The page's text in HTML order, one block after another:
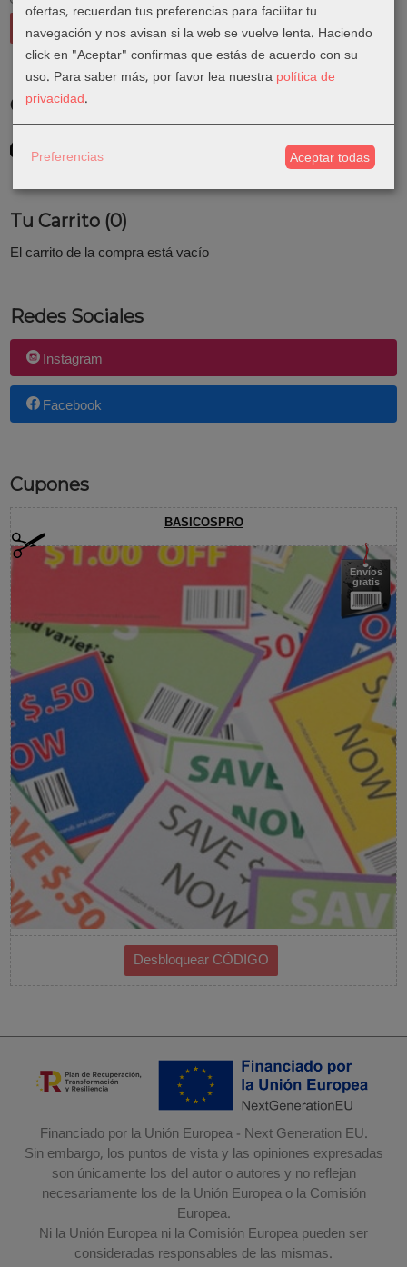
Costes de Envío
Consultar Destinos
Tu Carrito (0)
El carrito de la compra está vacío
Redes Sociales
Instagram
Facebook
Cupones
BASICOSPRO
Envíos
gratis
Financiado por la Unión Europea - Next Generation EU.
Sin embargo, los puntos de vista y las opiniones expresadas
son únicamente los del autor o autores y no reflejan
necesariamente los de la Unión Europea o la Comisión
Europea.
Ni la Unión Europea ni la Comisión Europea pueden ser
consideradas responsables de las mismas.
ofertas, recuerdan tus preferencias para facilitar tu
navegación y nos avisan si la web se vuelve lenta. Haciendo
click en "Aceptar" confirmas que estás de acuerdo con su
uso. Para saber más, por favor lea nuestra política de
privacidad.
Preferencias Aceptar todas